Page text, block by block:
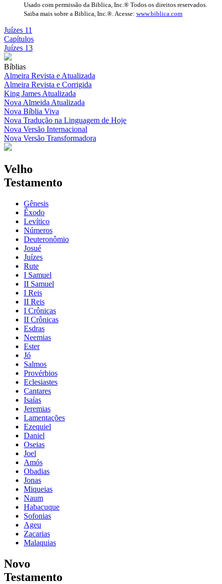
Usado com permissão da Biblica, Inc.® Todos os direitos reservados.
Saiba mais sobre a Biblica, Inc.®. Acesse: www.biblica.com
Juízes 11
Capítulos
Juízes 13
Bíblias
Almeira Revista e Atualizada
Almeira Revista e Corrigida
King James Atualizada
Nova Almeida Atualizada
Nova Bíblia Viva
Nova Tradução na Linguagem de Hoje
Nova Versão Internacional
Nova Versão Transformadora
Velho
Testamento
Gênesis
Êxodo
Levítico
Números
Deuteronômio
Josué
Juízes
Rute
I Samuel
II Samuel
I Reis
II Reis
I Crônicas
II Crônicas
Esdras
Neemias
Ester
Jó
Salmos
Provérbios
Eclesiastes
Cantares
Isaías
Jeremias
Lamentações
Ezequiel
Daniel
Oseias
Joel
Amós
Obadias
Jonas
Miqueias
Naum
Habacuque
Sofonias
Ageu
Zacarias
Malaquias
Novo
Testamento